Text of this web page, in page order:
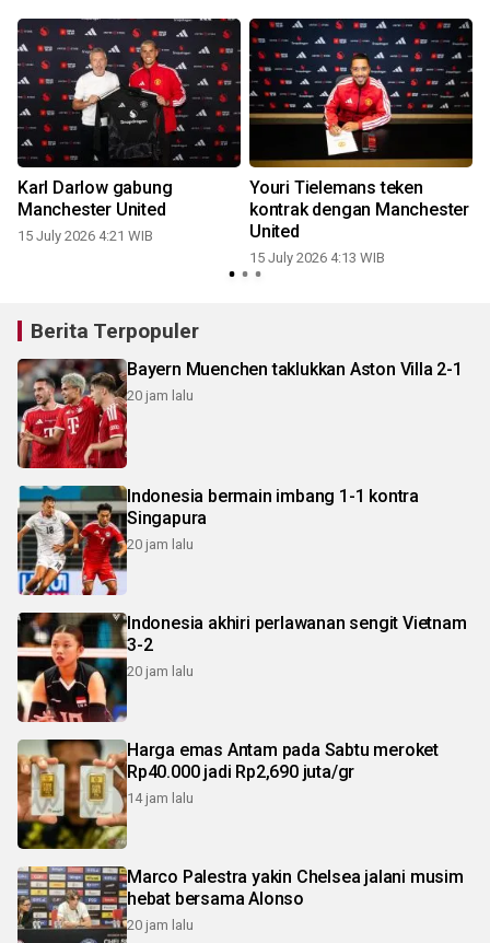
Karl Darlow gabung
Manchester United
15 July 2026 4:21 WIB
Youri Tielemans teken
kontrak dengan Manchester
United
15 July 2026 4:13 WIB
Berita Terpopuler
Bayern Muenchen taklukkan Aston Villa 2-1
20 jam lalu
Indonesia bermain imbang 1-1 kontra
Singapura
20 jam lalu
Indonesia akhiri perlawanan sengit Vietnam
3-2
20 jam lalu
Harga emas Antam pada Sabtu meroket
Rp40.000 jadi Rp2,690 juta/gr
14 jam lalu
Marco Palestra yakin Chelsea jalani musim
hebat bersama Alonso
20 jam lalu